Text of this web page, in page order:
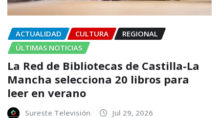
ACTUALIDAD CULTURA
REGIONAL
ÚLTIMAS NOTICIAS
La Red de Bibliotecas de Castilla-La
Mancha selecciona 20 libros para
leer en verano
Sureste Televisión Jul 29, 2026